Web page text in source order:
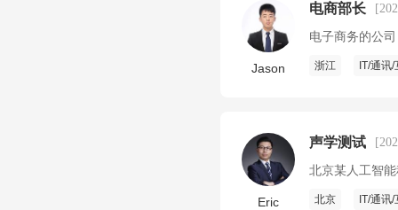
Jason
电商部长
电子商务的公司
浙江 IT/通讯
Eric
声学测试
北京某人工智
北京 IT/通讯